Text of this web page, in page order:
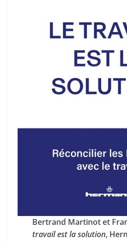
Bertrand Martinot et
travail est la solution,